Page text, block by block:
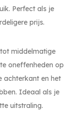
Perfect als je
prijs.
middelmatige
oneffenheden op
achterkant en het
Ideaal als je
uitstraling.